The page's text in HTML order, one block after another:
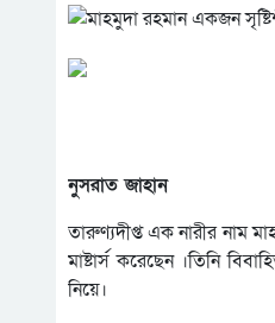
নুসরাত জাহান
তারুণ্যদীপ্ত এক নারীর নাম
মাষ্টার্স করেছেন ।তিনি
নিয়ে।